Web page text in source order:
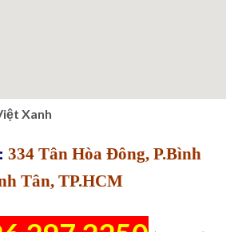
Xanh
334 Tân Hòa Đông, P.Bình
Tân, TP.HCM